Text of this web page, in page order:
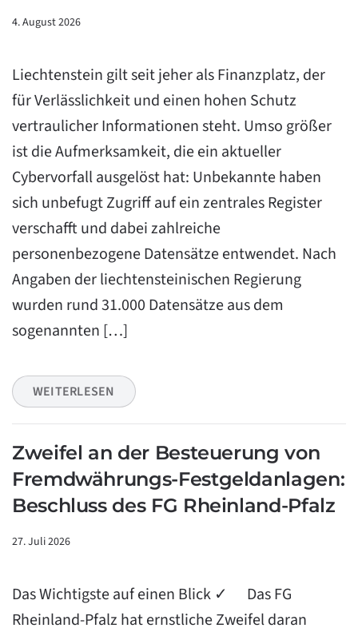
4. August 2026
Liechtenstein gilt seit jeher als Finanzplatz, der
für Verlässlichkeit und einen hohen Schutz
vertraulicher Informationen steht. Umso größer
ist die Aufmerksamkeit, die ein aktueller
Cybervorfall ausgelöst hat: Unbekannte haben
sich unbefugt Zugriff auf ein zentrales Register
verschafft und dabei zahlreiche
personenbezogene Datensätze entwendet. Nach
Angaben der liechtensteinischen Regierung
wurden rund 31.000 Datensätze aus dem
sogenannten […]
WEITERLESEN
Zweifel an der Besteuerung von
Fremdwährungs-Festgeldanlagen:
Beschluss des FG Rheinland-Pfalz
27. Juli 2026
Das Wichtigste auf einen Blick ✓ Das FG
Rheinland-Pfalz hat ernstliche Zweifel daran